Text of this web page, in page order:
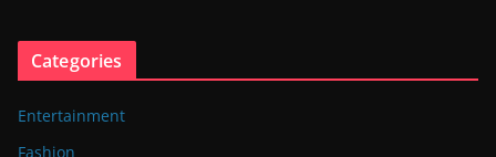
Categories
Entertainment
Fashion